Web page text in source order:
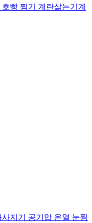
빵 찜기 계란삶는기계
지기 공기압 온열 눈찜